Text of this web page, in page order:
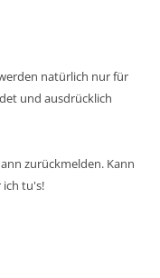
natürlich nur für
und ausdrücklich
zurückmelden. Kann
ich tu's!